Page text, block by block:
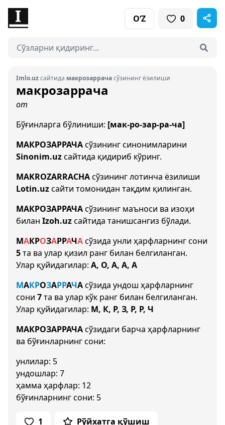
O‘Z 0
Imlo.uzсайтида макрозаррачасўзининг ёзилиши
макрозаррача
от
Бўғинларга бўлиниши: [мак-ро-зар-ра-ча]
МАКРОЗАРРАЧАсўзининг синонимларини
Sinonim.uzсайтида қидириб кўринг.
MAKROZARRACHAсўзининг лотинча ёзилиши
Lotin.uzсайти томонидан тақдим қилинган.
МАКРОЗАРРАЧАсўзининг маъноси ва изоҳи
билан Izoh.uzсайтида танишсангиз бўлади.
МАКРОЗАРРАЧАсўзида унли ҳарфларнинг сони
5та ва улар қизил ранг билан белгиланган.
Улар қуйидагилар: А, О, А, А, А
МАКРОЗАРРАЧАсўзида ундош ҳарфларнинг
сони 7та ва улар кўк ранг билан белгиланган.
Улар қуйидагилар: М, К, Р, З, Р, Р, Ч
МАКРОЗАРРАЧАсўзидаги барча ҳарфларнинг
ва бўғинларнинг сони:
унлилар: 5
ундошлар: 7
ҳамма ҳарфлар: 12
бўғинларнинг сони: 5
1 Рўйхатга қўшиш